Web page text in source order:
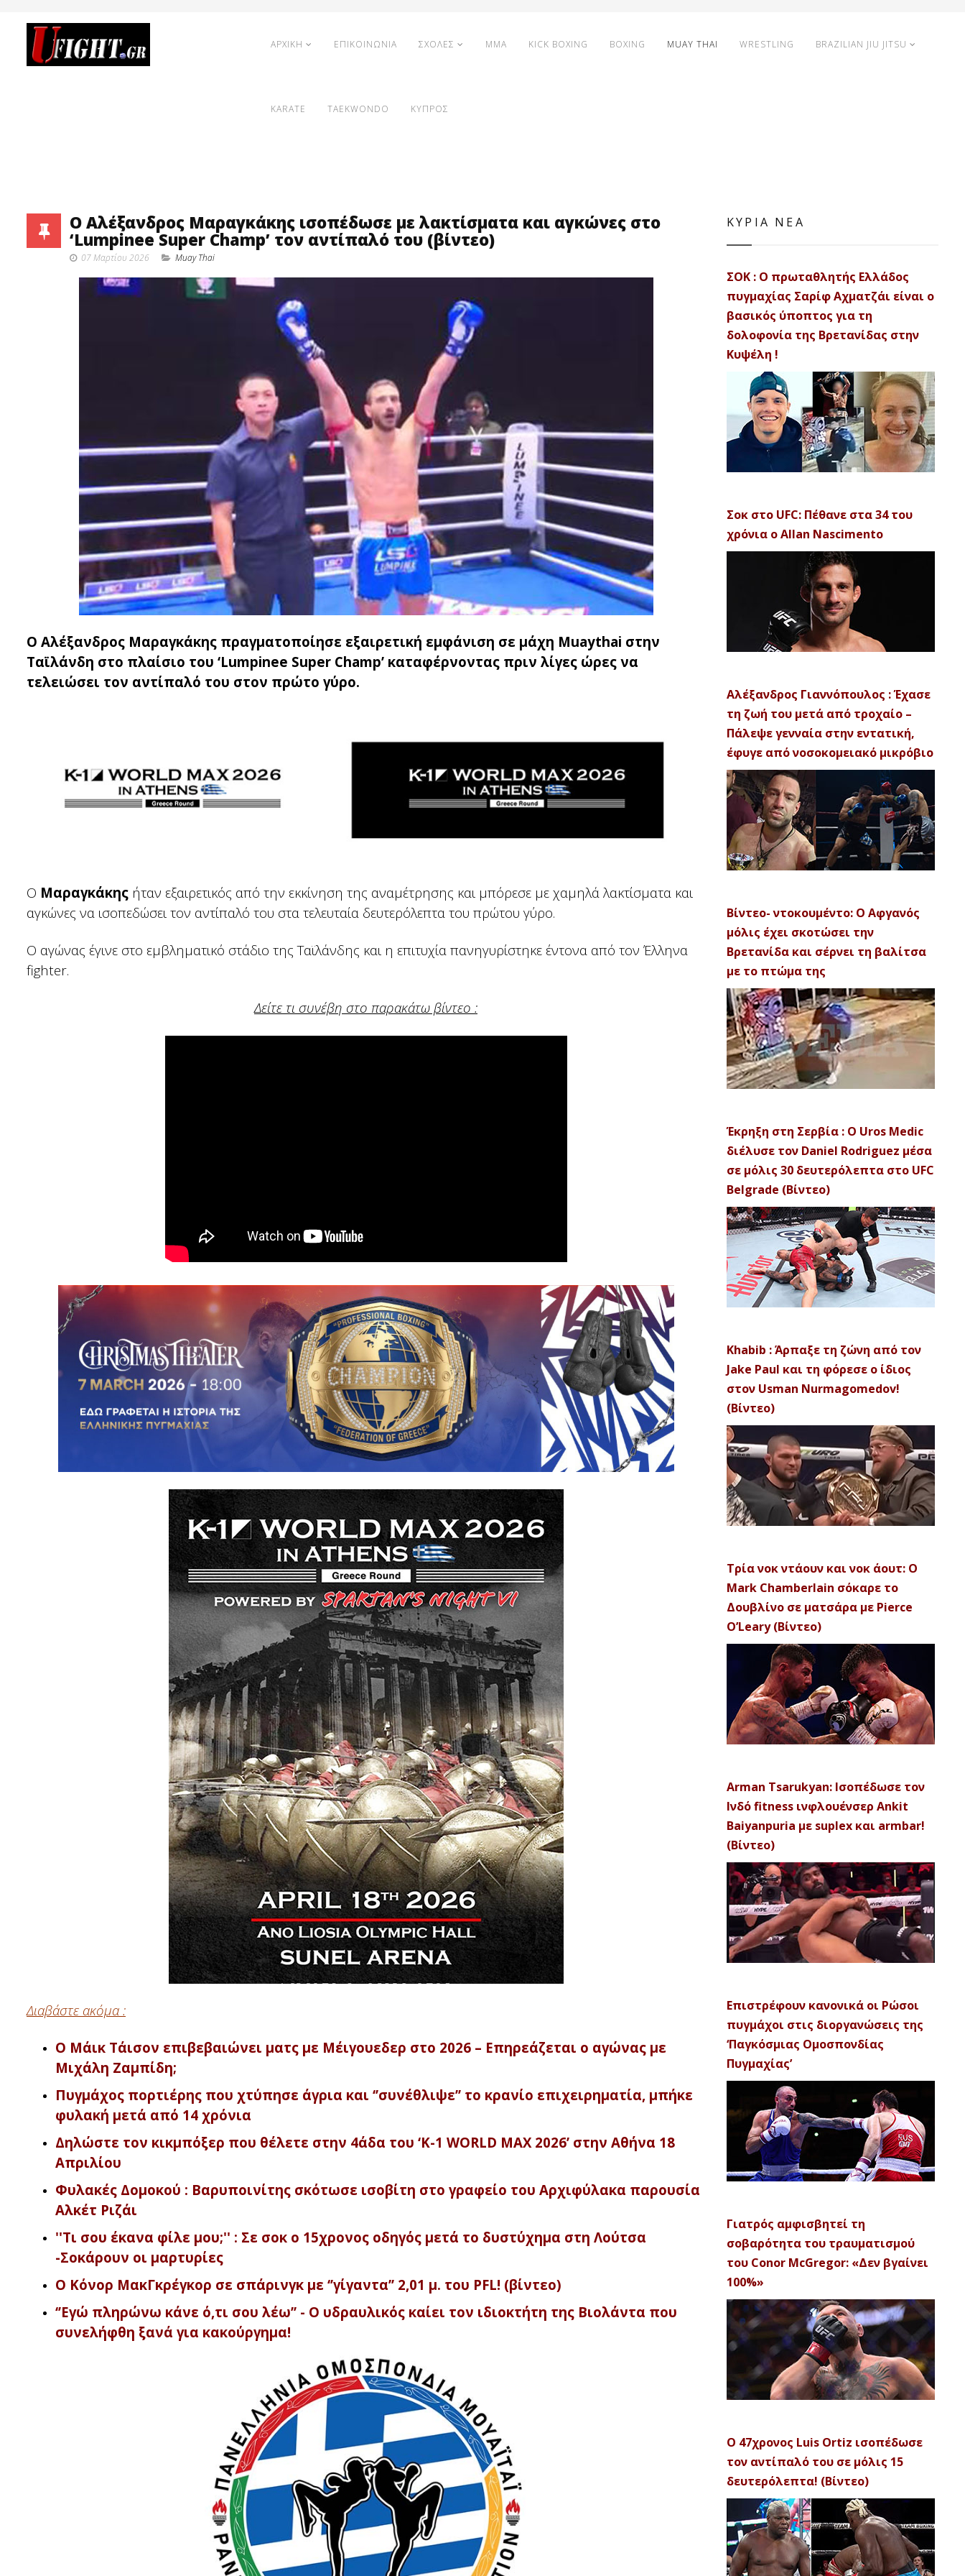
ΑΡΧΙΚΗ ΕΠΙΚΟΙΝΩΝΙΑ ΣΧΟΛΕΣ MMA KICK BOXING BOXING MUAY THAI WRESTLING BRAZILIAN JIU JITSU
KARATE TAEKWONDO ΚΥΠΡΟΣ
Ο Αλέξανδρος Μαραγκάκης ισοπέδωσε με λακτίσματα και αγκώνες στο
‘Lumpinee Super Champ’ τον αντίπαλό του (βίντεο)
07 Μαρτίου 2026 Muay Thai
Ο Αλέξανδρος Μαραγκάκης πραγματοποίησε εξαιρετική εμφάνιση σε μάχη Muaythai στην
Ταϊλάνδη στο πλαίσιο του ‘Lumpinee Super Champ’ καταφέρνοντας πριν λίγες ώρες να
τελειώσει τον αντίπαλό του στον πρώτο γύρο.
Ο Μαραγκάκης ήταν εξαιρετικός από την εκκίνηση της αναμέτρησης και μπόρεσε με χαμηλά λακτίσματα και
αγκώνες να ισοπεδώσει τον αντίπαλό του στα τελευταία δευτερόλεπτα του πρώτου γύρο.
Ο αγώνας έγινε στο εμβληματικό στάδιο της Ταϊλάνδης και η επιτυχία πανηγυρίστηκε έντονα από τον Έλληνα
fighter.
Δείτε τι συνέβη στο παρακάτω βίντεο :
Διαβάστε ακόμα :
Ο Μάικ Τάισον επιβεβαιώνει ματς με Μέιγουεδερ στο 2026 – Επηρεάζεται ο αγώνας με
Μιχάλη Ζαμπίδη;
Πυγμάχος πορτιέρης που χτύπησε άγρια και ‘’συνέθλιψε’’ το κρανίο επιχειρηματία, μπήκε
φυλακή μετά από 14 χρόνια
Δηλώστε τον κικμπόξερ που θέλετε στην 4άδα του ‘Κ-1 WORLD MAX 2026’ στην Αθήνα 18
Απριλίου
Φυλακές Δομοκού : Βαρυποινίτης σκότωσε ισοβίτη στο γραφείο του Αρχιφύλακα παρουσία
Αλκέτ Ριζάι
''Τι σου έκανα φίλε μου;'' : Σε σοκ ο 15χρονος οδηγός μετά το δυστύχημα στη Λούτσα
-Σοκάρουν οι μαρτυρίες
Ο Κόνορ ΜακΓκρέγκορ σε σπάρινγκ με ‘’γίγαντα’’ 2,01 μ. του PFL! (βίντεο)
‘’Εγώ πληρώνω κάνε ό,τι σου λέω’’ - Ο υδραυλικός καίει τον ιδιοκτήτη της Βιολάντα που
συνελήφθη ξανά για κακούργημα!
ΚΥΡΙΑ ΝΕΑ
ΣΟΚ : Ο πρωταθλητής Ελλάδος
πυγμαχίας Σαρίφ Αχματζάι είναι ο
βασικός ύποπτος για τη
δολοφονία της Βρετανίδας στην
Κυψέλη !
Σοκ στο UFC: Πέθανε στα 34 του
χρόνια ο Allan Nascimento
Αλέξανδρος Γιαννόπουλος : Έχασε
τη ζωή του μετά από τροχαίο –
Πάλεψε γενναία στην εντατική,
έφυγε από νοσοκομειακό μικρόβιο
Βίντεο- ντοκουμέντο: Ο Αφγανός
μόλις έχει σκοτώσει την
Βρετανίδα και σέρνει τη βαλίτσα
με το πτώμα της
Έκρηξη στη Σερβία : Ο Uros Medic
διέλυσε τον Daniel Rodriguez μέσα
σε μόλις 30 δευτερόλεπτα στο UFC
Belgrade (Βίντεο)
Khabib : Άρπαξε τη ζώνη από τον
Jake Paul και τη φόρεσε ο ίδιος
στον Usman Nurmagomedov!
(Βίντεο)
Τρία νοκ ντάουν και νοκ άουτ: Ο
Mark Chamberlain σόκαρε το
Δουβλίνο σε ματσάρα με Pierce
O’Leary (Βίντεο)
Arman Tsarukyan: Ισοπέδωσε τον
Ινδό fitness ινφλουένσερ Ankit
Baiyanpuria με suplex και armbar!
(Βίντεο)
Επιστρέφουν κανονικά οι Ρώσοι
πυγμάχοι στις διοργανώσεις της
‘Παγκόσμιας Ομοσπονδίας
Πυγμαχίας’
Γιατρός αμφισβητεί τη
σοβαρότητα του τραυματισμού
του Conor McGregor: «Δεν βγαίνει
100%»
Ο 47χρονος Luis Ortiz ισοπέδωσε
τον αντίπαλό του σε μόλις 15
δευτερόλεπτα! (Βίντεο)